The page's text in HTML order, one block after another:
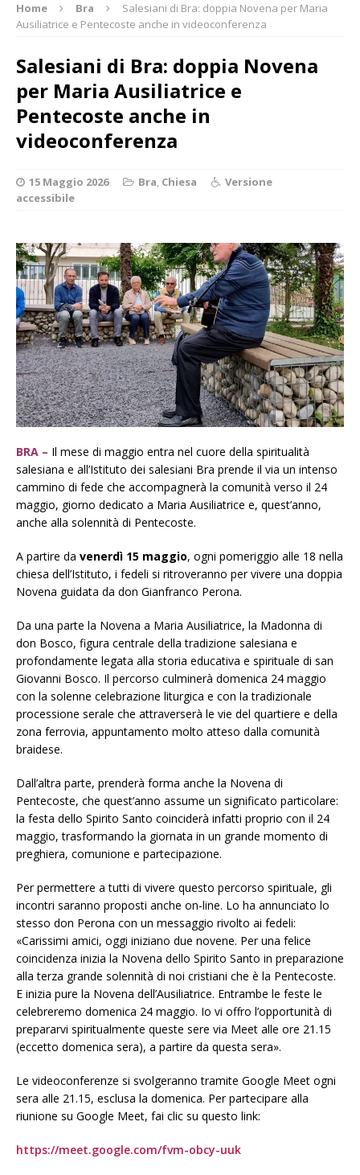
Home Bra
Salesiani di Bra: doppia Novena per Maria
Ausiliatrice e Pentecoste anche in videoconferenza
Salesiani di Bra: doppia Novena
per Maria Ausiliatrice e
Pentecoste anche in
videoconferenza
15 Maggio 2026 Bra, Chiesa
Versione
accessibile
BRA – Il mese di maggio entra nel cuore della spiritualità
salesiana e all’Istituto dei salesiani Bra prende il via un intenso
cammino di fede che accompagnerà la comunità verso il 24
maggio, giorno dedicato a Maria Ausiliatrice e, quest’anno,
anche alla solennità di Pentecoste.
A partire da venerdì 15 maggio, ogni pomeriggio alle 18 nella
chiesa dell’Istituto, i fedeli si ritroveranno per vivere una doppia
Novena guidata da don Gianfranco Perona.
Da una parte la Novena a Maria Ausiliatrice, la Madonna di
don Bosco, figura centrale della tradizione salesiana e
profondamente legata alla storia educativa e spirituale di san
Giovanni Bosco. Il percorso culminerà domenica 24 maggio
con la solenne celebrazione liturgica e con la tradizionale
processione serale che attraverserà le vie del quartiere e della
zona ferrovia, appuntamento molto atteso dalla comunità
braidese.
Dall’altra parte, prenderà forma anche la Novena di
Pentecoste, che quest’anno assume un significato particolare:
la festa dello Spirito Santo coinciderà infatti proprio con il 24
maggio, trasformando la giornata in un grande momento di
preghiera, comunione e partecipazione.
Per permettere a tutti di vivere questo percorso spirituale, gli
incontri saranno proposti anche on-line. Lo ha annunciato lo
stesso don Perona con un messaggio rivolto ai fedeli:
«Carissimi amici, oggi iniziano due novene. Per una felice
coincidenza inizia la Novena dello Spirito Santo in preparazione
alla terza grande solennità di noi cristiani che è la Pentecoste.
E inizia pure la Novena dell’Ausiliatrice. Entrambe le feste le
celebreremo domenica 24 maggio. Io vi offro l’opportunità di
prepararvi spiritualmente queste sere via Meet alle ore 21.15
(eccetto domenica sera), a partire da questa sera».
Le videoconferenze si svolgeranno tramite Google Meet ogni
sera alle 21.15, esclusa la domenica. Per partecipare alla
riunione su Google Meet, fai clic su questo link:
https://meet.google.com/fvm-obcy-uuk